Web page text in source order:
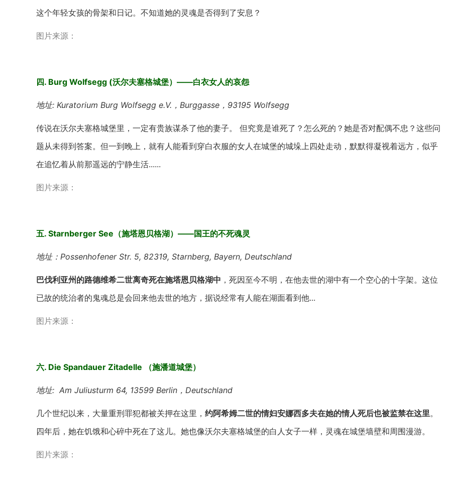
这个年轻女孩的骨架和日记。不知道她的灵魂是否得到了安息？
图片来源：
四. Burg Wolfsegg (沃尔夫塞格城堡）——白衣女人的哀怨
地址: Kuratorium Burg Wolfsegg e.V.，Burggasse，93195 Wolfsegg
传说在沃尔夫塞格城堡里，一定有贵族谋杀了他的妻子。 但究竟是谁死了？怎么死的？她是否对配偶不忠？这些问
题从未得到答案。但一到晚上，就有人能看到穿白衣服的女人在城堡的城垛上四处走动，默默得凝视着远方，似乎
在追忆着从前那遥远的宁静生活......
图片来源：
五. Starnberger See（施塔恩贝格湖）——国王的不死魂灵
地址：Possenhofener Str. 5, 82319, Starnberg, Bayern, Deutschland
巴伐利亚州的路德维希二世离奇死在施塔恩贝格湖中 ，死因至今不明，在他去世的湖中有一个空心的十字架。这位
已故的统治者的鬼魂总是会回来他去世的地方，据说经常有人能在湖面看到他...
图片来源：
六. Die Spandauer Zitadelle （施潘道城堡）
地址: Am Juliusturm 64, 13599 Berlin，Deutschland
几个世纪以来，大量重刑罪犯都被关押在这里， 约阿希姆二世的情妇安娜西多夫在她的情人死后也被监禁在这里。
四年后，她在饥饿和心碎中死在了这儿。她也像沃尔夫塞格城堡的白人女子一样，灵魂在城堡墙壁和周围漫游。
图片来源：